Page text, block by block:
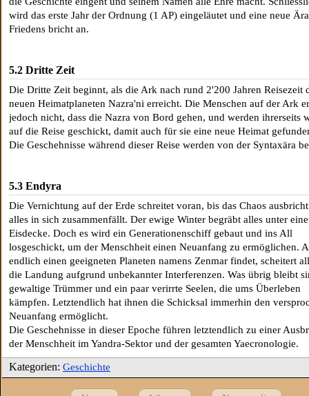
wird das erste Jahr der Ordnung (1 AP) eingeläutet und eine neue
Friedens bricht an.
5.2 Dritte Zeit
Die Dritte Zeit beginnt, als die Ark nach rund 2'200 Jahren Reisezeit
neuen Heimatplaneten Nazra'ni erreicht. Die Menschen auf der Ark
jedoch nicht, dass die Nazra von Bord gehen, und werden ihrerseits
auf die Reise geschickt, damit auch für sie eine neue Heimat
Die Geschehnisse während dieser Reise werden von der Syntaxära
5.3 Endyra
Die Vernichtung auf der Erde schreitet voran, bis das Chaos
alles in sich zusammenfällt. Der ewige Winter begräbt alles unter
Eisdecke. Doch es wird ein Generationenschiff gebaut und ins All
losgeschickt, um der Menschheit einen Neuanfang zu ermöglichen.
endlich einen geeigneten Planeten namens Zenmar findet, scheitert
die Landung aufgrund unbekannter Interferenzen. Was übrig bleibt
gewaltige Trümmer und ein paar verirrte Seelen, die ums Überleben
kämpfen. Letztendlich hat ihnen die Schicksal immerhin den
Neuanfang ermöglicht.
Die Geschehnisse in dieser Epoche führen letztendlich zu einer
der Menschheit im Yandra-Sektor und der gesamten Yaecronologie.
Kategorien: Geschichte